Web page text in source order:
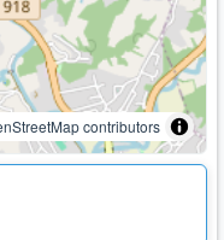
contributors